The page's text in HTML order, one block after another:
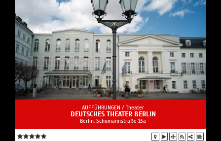
AUFFÜHRUNGEN / Theater
DEUTSCHES THEATER BERLIN
Berlin, Schumannstraße 13a